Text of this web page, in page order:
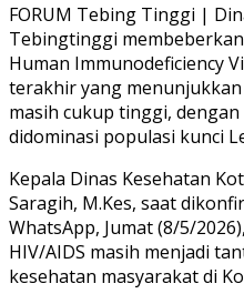
FORUM Tebing Tinggi |
Tebingtinggi
Human Immunodeficiency
terakhir yang
masih cukup tinggi,
didominasi populasi kunci
Kepala Dinas Kesehatan
Saragih, M.Kes, saat
WhatsApp, Jumat (8/5/
HIV/AIDS masih menjadi
kesehatan masyarakat di